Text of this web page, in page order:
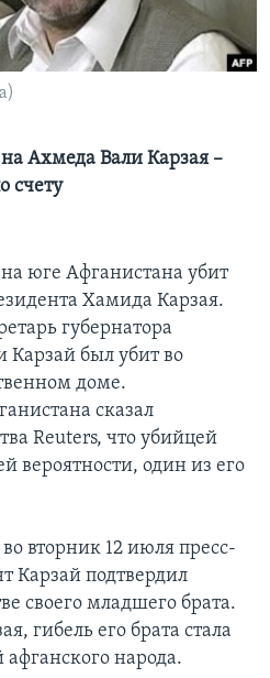
Ахмеда Вали Карзая –
счету
юге Афганистана убит
Хамида Карзая.
губернатора
был убит во
доме.
сказал
Reuters, что убийцей
вероятности, один из его
вторник 12 июля пресс-
Карзай подтвердил
своего младшего брата.
гибель его брата стала
народа.